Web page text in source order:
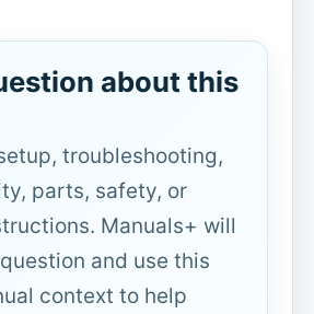
about this
troubleshooting,
parts, safety, or
Manuals+ will
and use this
context to help